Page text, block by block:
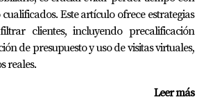
con su decisión. Asegúrate de
durante todo el proceso.
sobre cómo manejar las dudas en el
asesoría inmobiliaria, listo para
Este artículo ofrece estrategias
clientes, incluyendo precalificación
de presupuesto y uso de visitas virtuales,
reales.
Leer más